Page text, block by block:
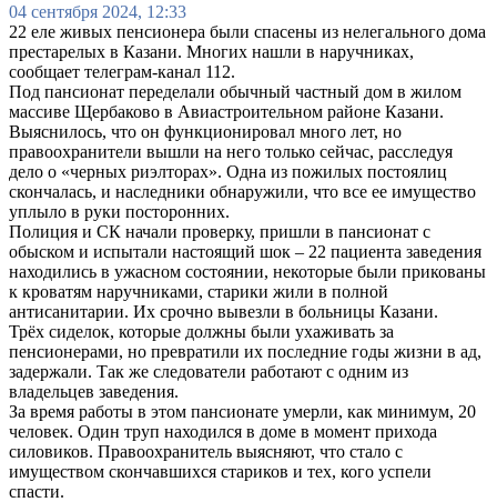
04 сентября 2024, 12:33
22 еле живых пенсионера были спасены из нелегального дома
престарелых в Казани. Многих нашли в наручниках,
сообщает телеграм-канал 112.
Под пансионат переделали обычный частный дом в жилом
массиве Щербаково в Авиастроительном районе Казани.
Выяснилось, что он функционировал много лет, но
правоохранители вышли на него только сейчас, расследуя
дело о «черных риэлторах». Одна из пожилых постоялиц
скончалась, и наследники обнаружили, что все ее имущество
уплыло в руки посторонних.
Полиция и СК начали проверку, пришли в пансионат с
обыском и испытали настоящий шок – 22 пациента заведения
находились в ужасном состоянии, некоторые были прикованы
к кроватям наручниками, старики жили в полной
антисанитарии. Их срочно вывезли в больницы Казани.
Трёх сиделок, которые должны были ухаживать за
пенсионерами, но превратили их последние годы жизни в ад,
задержали. Так же следователи работают с одним из
владельцев заведения.
За время работы в этом пансионате умерли, как минимум, 20
человек. Один труп находился в доме в момент прихода
силовиков. Правоохранитель выясняют, что стало с
имуществом скончавшихся стариков и тех, кого успели
спасти.